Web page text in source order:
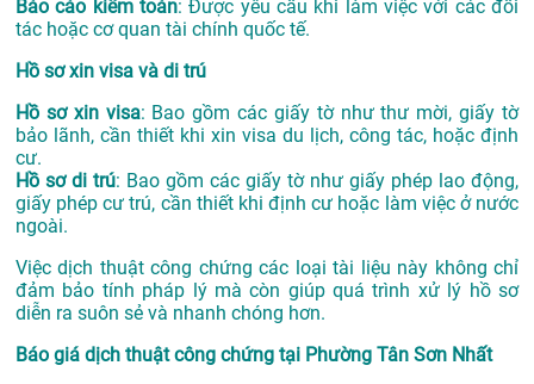
Báo cáo kiểm toán: Được yêu cầu khi làm việc với các đối
tác hoặc cơ quan tài chính quốc tế.
Hồ sơ xin visa và di trú
Hồ sơ xin visa: Bao gồm các giấy tờ như thư mời, giấy tờ
bảo lãnh, cần thiết khi xin visa du lịch, công tác, hoặc định
cư.
Hồ sơ di trú: Bao gồm các giấy tờ như giấy phép lao động,
giấy phép cư trú, cần thiết khi định cư hoặc làm việc ở nước
ngoài.
Việc dịch thuật công chứng các loại tài liệu này không chỉ
đảm bảo tính pháp lý mà còn giúp quá trình xử lý hồ sơ
diễn ra suôn sẻ và nhanh chóng hơn.
Báo giá dịch thuật công chứng tại Phường Tân Sơn Nhất